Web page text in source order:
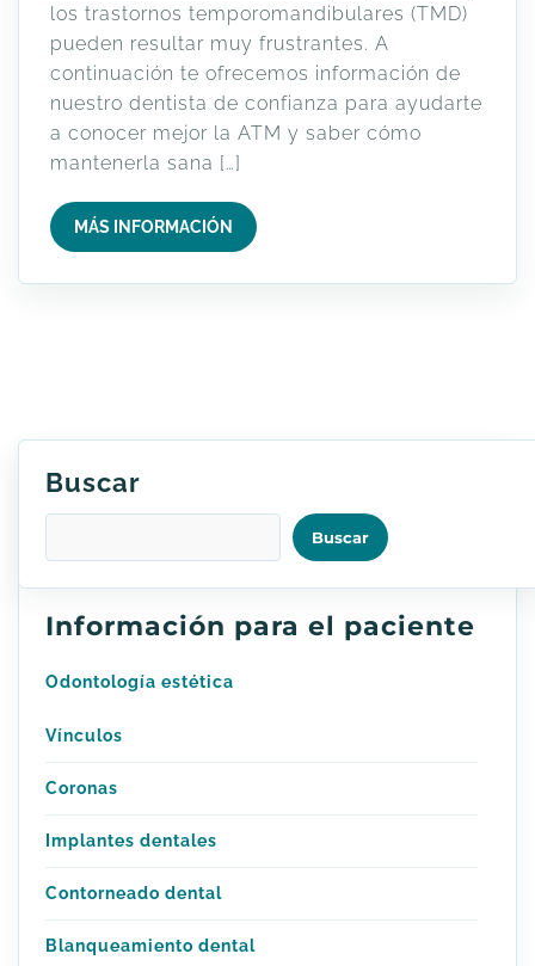
los trastornos temporomandibulares (TMD)
pueden resultar muy frustrantes. A
continuación te ofrecemos información de
nuestro dentista de confianza para ayudarte
a conocer mejor la ATM y saber cómo
mantenerla sana […]
MÁS INFORMACIÓN
Buscar
Buscar
Información para el paciente
Odontología estética
Vínculos
Coronas
Implantes dentales
Contorneado dental
Blanqueamiento dental